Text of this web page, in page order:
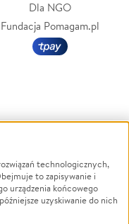
Dla NGO
Fundacja Pomagam.pl
Powódź
Wichura
NGO
technologicznych,
to zapisywanie i
urządzenia końcowego
uzyskiwanie do nich